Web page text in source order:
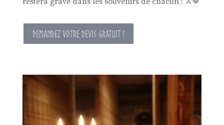
DEMANDEZ VOTRE DEVIS GRATUIT !